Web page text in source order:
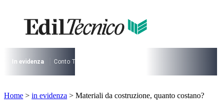
contenuto
I più cercati
Lorem ipsum dolor sit amet consectetur
In evidenza Conto Termico
I più cercati
Lorem ipsum dolor sit amet consectetur
Lorem ipsum dolor sit amet consectetur
Home > in evidenza > Materiali da costruzione, quanto costano?